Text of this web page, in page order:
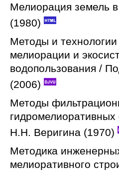
Мелиорация земель
(1980)
Методы и технологии
мелиорации и
водопользования /
(2006)
Методы
Н.Н. Веригина (1970)
Методика
мелиоративного